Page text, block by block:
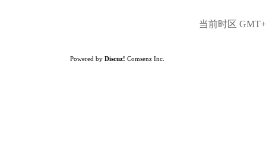
当前时区
Powered by Discuz! Comsenz Inc.